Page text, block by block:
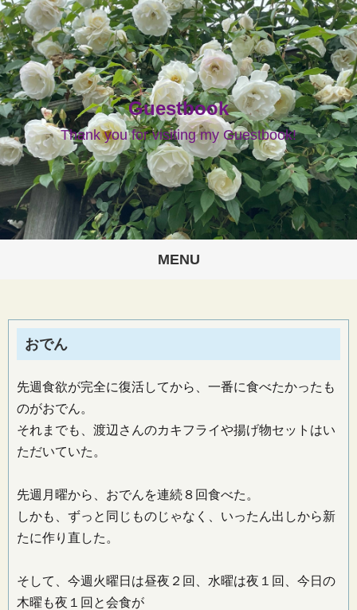
Guestbook
Thank you for visiting my Guestbook!
MENU
おでん
先週食欲が完全に復活してから、一番に食べたかったも
のがおでん。
それまでも、渡辺さんのカキフライや揚げ物セットはい
ただいていた。
先週月曜から、おでんを連続８回食べた。
しかも、ずっと同じものじゃなく、いったん出しから新
たに作り直した。
そして、今週火曜日は昼夜２回、水曜は夜１回、今日の
木曜も夜１回と会食が